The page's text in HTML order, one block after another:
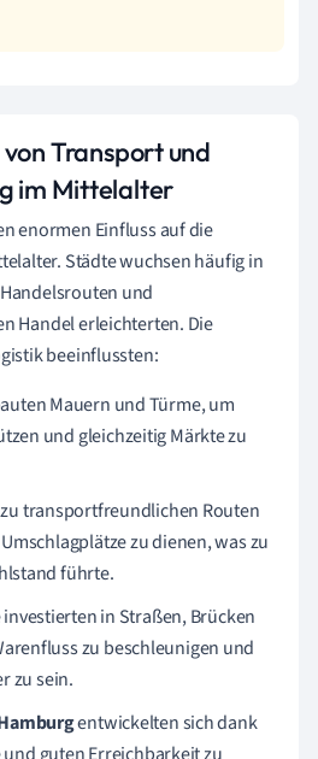
Transport und
im Mittelalter
enormen Einfluss auf die
Städte wuchsen häufig in
und
Handel erleichterten. Die
beeinflussten:
Mauern und Türme, um
und gleichzeitig Märkte zu
zu transportfreundlichen Routen
zu dienen, was zu
führte.
investierten in Straßen, Brücken
zu beschleunigen und
zu sein.
entwickelten sich dank
guten Erreichbarkeit zu